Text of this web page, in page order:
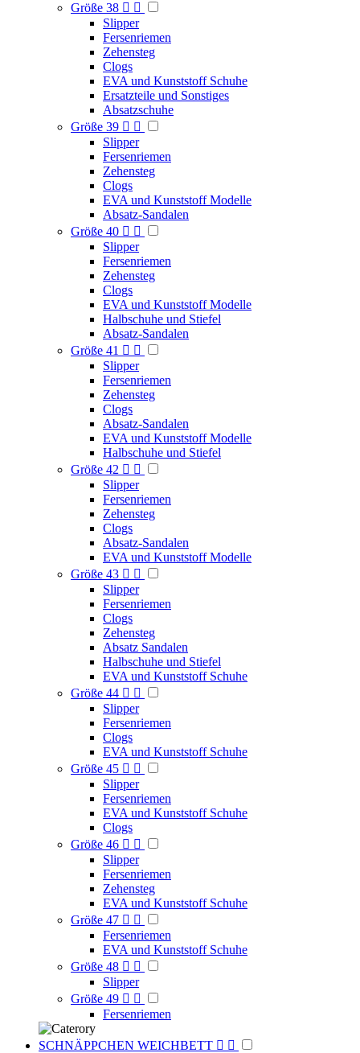
Größe 38  
Slipper
Fersenriemen
Zehensteg
Clogs
EVA und Kunststoff Schuhe
Ersatzteile und Sonstiges
Absatzschuhe
Größe 39  
Slipper
Fersenriemen
Zehensteg
Clogs
EVA und Kunststoff Modelle
Absatz-Sandalen
Größe 40  
Slipper
Fersenriemen
Zehensteg
Clogs
EVA und Kunststoff Modelle
Halbschuhe und Stiefel
Absatz-Sandalen
Größe 41  
Slipper
Fersenriemen
Zehensteg
Clogs
Absatz-Sandalen
EVA und Kunststoff Modelle
Halbschuhe und Stiefel
Größe 42  
Slipper
Fersenriemen
Zehensteg
Clogs
Absatz-Sandalen
EVA und Kunststoff Modelle
Größe 43  
Slipper
Fersenriemen
Clogs
Zehensteg
Absatz Sandalen
Halbschuhe und Stiefel
EVA und Kunststoff Schuhe
Größe 44  
Slipper
Fersenriemen
Clogs
EVA und Kunststoff Schuhe
Größe 45  
Slipper
Fersenriemen
EVA und Kunststoff Schuhe
Clogs
Größe 46  
Slipper
Fersenriemen
Zehensteg
EVA und Kunststoff Schuhe
Größe 47  
Fersenriemen
EVA und Kunststoff Schuhe
Größe 48  
Slipper
Größe 49  
Fersenriemen
SCHNÄPPCHEN WEICHBETT  